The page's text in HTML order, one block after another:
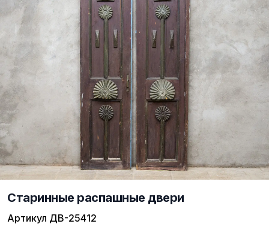
Старинные распашные двери
Артикул ДВ-25412